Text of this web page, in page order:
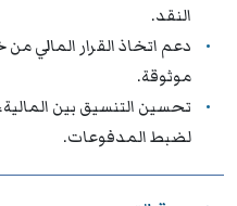
النقد.
دعم اتخاذ القرار المالي
موثوقة.
تحسين التنسيق بين
لضبط المدفوعات.